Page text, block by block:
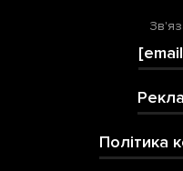
Політика